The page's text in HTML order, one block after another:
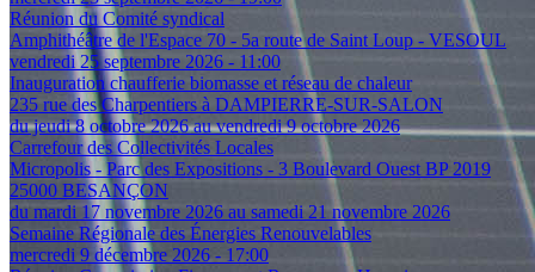
Réunion du Comité syndical
Amphithéâtre de l'Espace 70 - 5a route de Saint Loup - VESOUL
vendredi 25 septembre 2026 - 11:00
Inauguration chaufferie biomasse et réseau de chaleur
235 rue des Charpentiers à DAMPIERRE-SUR-SALON
du jeudi 8 octobre 2026 au vendredi 9 octobre 2026
Carrefour des Collectivités Locales
Micropolis - Parc des Expositions - 3 Boulevard Ouest BP 2019
25000 BESANÇON
du mardi 17 novembre 2026 au samedi 21 novembre 2026
Semaine Régionale des Énergies Renouvelables
mercredi 9 décembre 2026 - 17:00